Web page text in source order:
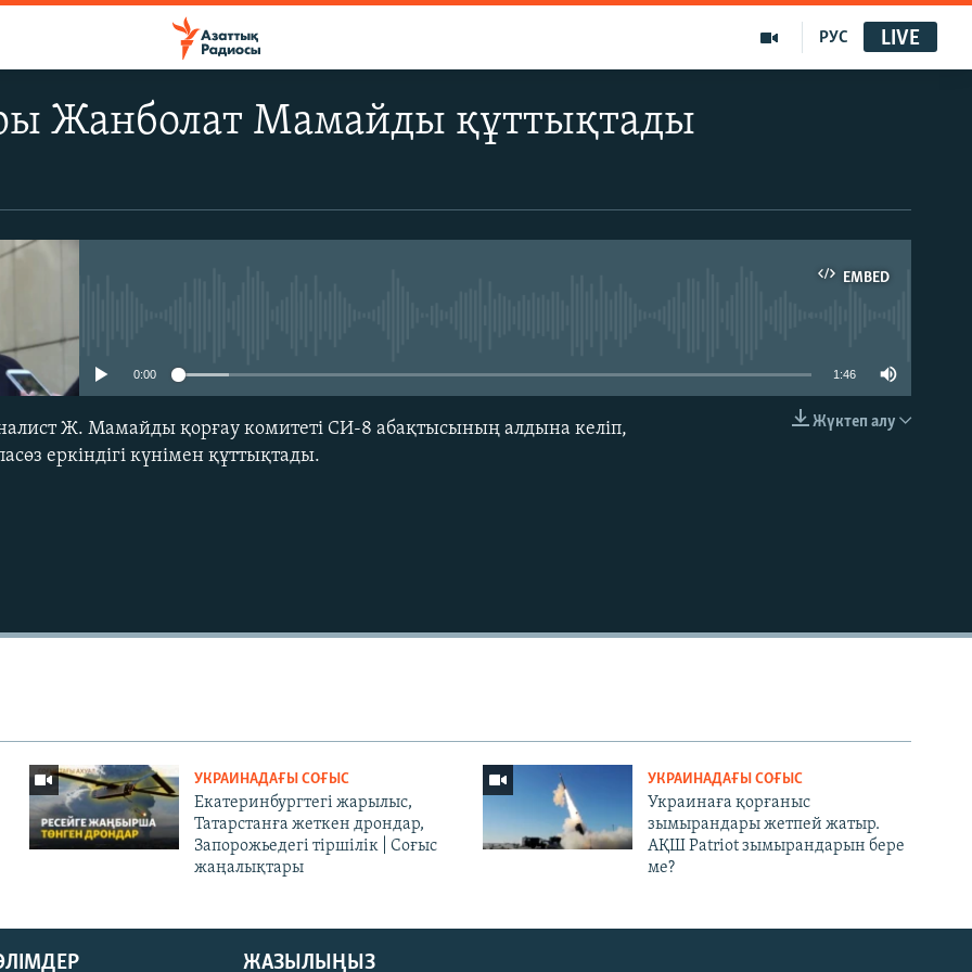
РУС LIVE
Жанболат Мамайды құттықтады
EMBED
EMBED
0:00 1:46
Жүктеп алу
Ж. Мамайды қорғау комитеті СИ-8 абақтысының алдына келіп,
еркіндігі күнімен құттықтады.
УКРАИНАДАҒЫ СОҒЫС
Екатеринбургтегі жарылыс,
Татарстанға жеткен дрондар,
Запорожьедегі тіршілік | Cоғыс
жаңалықтары
УКРАИНАДАҒЫ СОҒЫС
Украинаға қорғаныс
зымырандары жетпей жатыр.
АҚШ Patriot зымырандарын бере
ме?
ЖАЗЫЛЫҢЫЗ